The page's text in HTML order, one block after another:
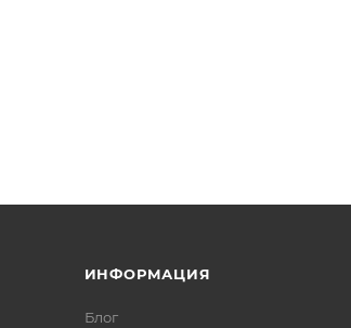
ИНФОРМАЦИЯ
Блог